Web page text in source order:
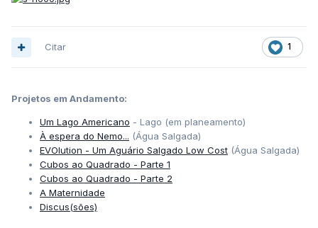
1
Citar
Projetos em Andamento:
Um Lago Americano - Lago (em planeamento)
À espera do Nemo... (Água Salgada)
EVOlution - Um Aguário Salgado Low Cost (Água Salgada)
Cubos ao Quadrado - Parte 1
Cubos ao Quadrado - Parte 2
A Maternidade
Discus(sões)